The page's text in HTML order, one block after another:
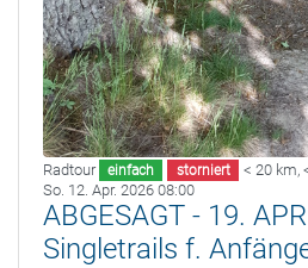
Radtour einfach storniert < 20 km,
So. 12. Apr. 2026 08:00
ABGESAGT - 19.
Singletrails f.